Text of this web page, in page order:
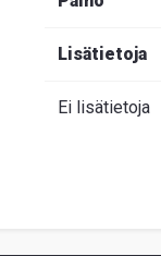
Lisätietoja
Ei lisätietoja